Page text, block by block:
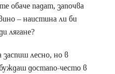
обаче падат, започва
– наистина ли би
лягане?
лесно, но в
достапо-често в